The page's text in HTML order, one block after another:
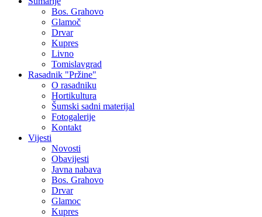
Bos. Grahovo
Glamoč
Drvar
Kupres
Livno
Tomislavgrad
Rasadnik "Pržine"
O rasadniku
Hortikultura
Šumski sadni materijal
Fotogalerije
Kontakt
Vijesti
Novosti
Obavijesti
Javna nabava
Bos. Grahovo
Drvar
Glamoc
Kupres